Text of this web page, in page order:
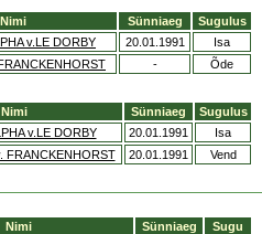
Nimi Sünniaeg
Sugulus
v.LE DORBY 20.01.1991
Isa
-
Õde
Nimi Sünniaeg
Sugulus
v.LE DORBY 20.01.1991
Isa
FRANCKENHORST 20.01.1991 Vend
Nimi Sünniaeg
Sugu